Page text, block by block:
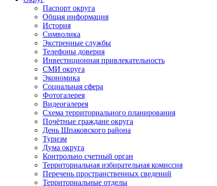
Паспорт округа
Общая информация
История
Символика
Экстренные службы
Телефоны доверия
Инвестиционная привлекательность
СМИ округа
Экономика
Социальная сфера
Фотогалерея
Видеогалерея
Схема территориального планирования
Почётные граждане округа
День Шпаковского района
Туризм
Дума округа
Контрольно счетный орган
Территориальная избирательная комиссия
Перечень пространственных сведений
Территориальные отделы